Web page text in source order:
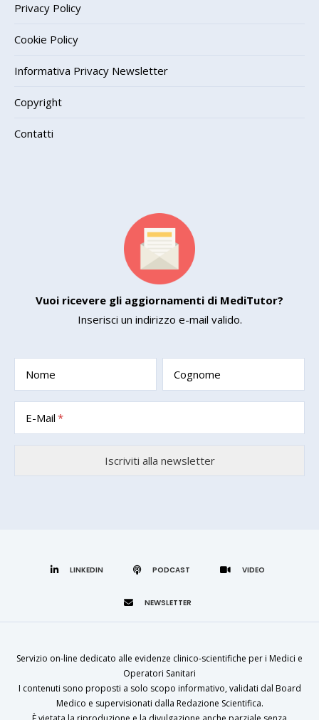
Privacy Policy
Cookie Policy
Informativa Privacy Newsletter
Copyright
Contatti
Vuoi ricevere gli aggiornamenti di MediTutor?
Inserisci un indirizzo e-mail valido.
Nome Cognome
E-Mail
LINKEDIN
Servizio on-line dedicato alle evidenze clinico-scientifiche per i Medici e
Operatori Sanitari
I contenuti sono proposti a solo scopo informativo, validati dal Board
Medico e supervisionati dalla Redazione Scientifica.